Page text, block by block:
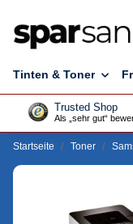
Tinten & Toner
Trusted Shop
Als „sehr gut“
Startseite Toner